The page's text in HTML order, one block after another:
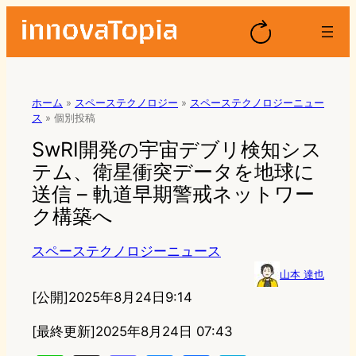
ホーム » スペーステクノロジー » スペーステクノロジーニュー
ス » 個別投稿
SwRI開発の宇宙デブリ検知シス
テム、衛星衝突データを地球に
送信 – 軌道早期警戒ネットワー
ク構築へ
スペーステクノロジーニュース
山本 達也
[公開]2025年8月24日9:14
[最終更新]2025年8月24日 07:43